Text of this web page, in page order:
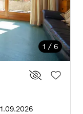
1 / 6